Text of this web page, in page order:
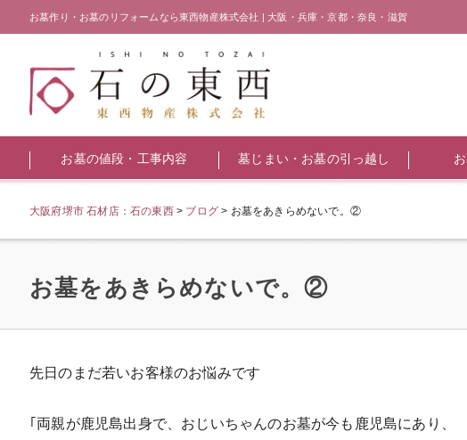
お墓作り・お墓のリフォームなら東西物産株式会社 | 大阪・兵庫・京都・奈良・滋賀
お墓の値段・工事内容 墓じまい・お墓の引っ越し
大阪府堺市 石材店：石の東西> ブログ > お墓をあきらめないで。②
お墓をあきらめないで。②
先日のまだ若いお客様のお悩みです
｢両親が鹿児島出身で、おじいちゃんのお墓が今も鹿児島にあり、